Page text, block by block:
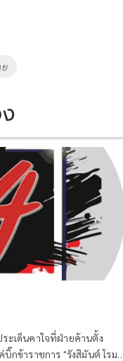
ระเด็นคาใจที่ฝ่ายค้านตั้ง
ข้าราชการ "รังสิมันต์ โรม"